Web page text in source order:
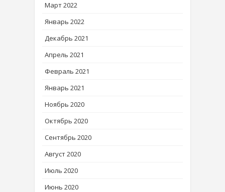
Март 2022
Январь 2022
Декабрь 2021
Апрель 2021
Февраль 2021
Январь 2021
Ноябрь 2020
Октябрь 2020
Сентябрь 2020
Август 2020
Июль 2020
Июнь 2020